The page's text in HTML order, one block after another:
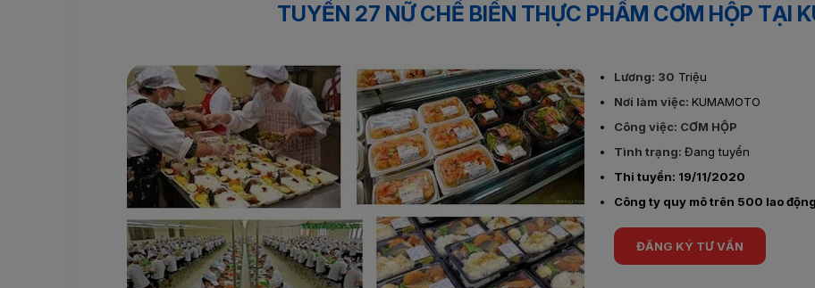
TUYỂN 27 NỮ CHẾ BIẾN THỰC PHẨM CƠM HỘP TẠI
Lương: 30 Triệu
Nơi làm việc: KUMAMOTO
Công việc: CƠM HỘP
Tình trạng: Đang tuyển
Thi tuyển: 19/11/2020
Công ty quy mô trên 500 lao
ĐĂNG KÝ TƯ VẤN